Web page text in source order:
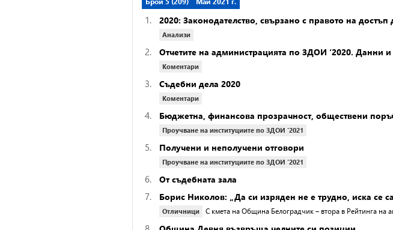
1. 2020: Законодателство, свързано с правото на
Анализи
2. Отчетите на администрацията по ЗДОИ ‘2020. Данни
Коментари
3. Съдебни дела 2020
Коментари
4. Бюджетна, финансова прозрачност, обществени
Проучване на институциите по ЗДОИ ‘2021
5. Получени и неполучени отговори
Проучване на институциите по ЗДОИ ‘2021
6. От съдебната зала
7. Борис Николов: „Да си изряден не е трудно, иска се
Отличници С кмета на Община Белоградчик – втора в Рейтинга на